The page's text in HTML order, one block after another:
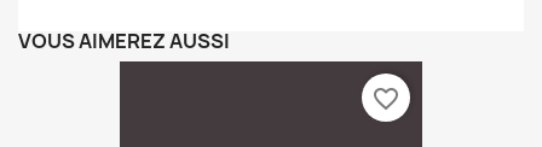
VOUS AIMEREZ AUSSI
favorite_border